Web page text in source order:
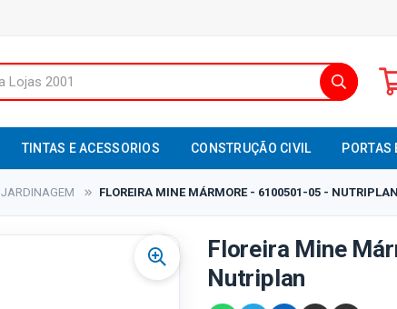
TINTAS E ACESSORIOS CONSTRUÇÃO CIVIL PORTAS
JARDINAGEM FLOREIRA MINE MÁRMORE - 6100501-05 - NUTRIPLAN
Floreira Mine
Nutriplan